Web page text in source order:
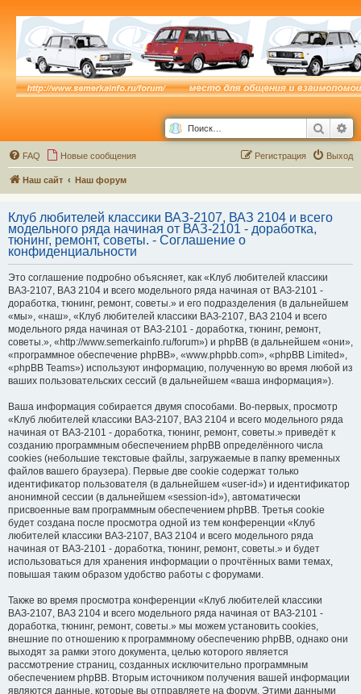
Поиск
FAQ Новые сообщения Выход
Регистрация
Наш сайт Наш форум
Клуб любителей классики ВАЗ-2107, ВАЗ 2104 и всего
модельного ряда начиная от ВАЗ-2101 - доработка,
тюнинг, ремонт, советы. - Соглашение о
конфиденциальности
Это соглашение подробно объясняет, как «Клуб любителей классики
ВАЗ-2107, ВАЗ 2104 и всего модельного ряда начиная от ВАЗ-2101 -
доработка, тюнинг, ремонт, советы.» и его подразделения (в дальнейшем
«мы», «наш», «Клуб любителей классики ВАЗ-2107, ВАЗ 2104 и всего
модельного ряда начиная от ВАЗ-2101 - доработка, тюнинг, ремонт,
советы.», «http://www.semerkainfo.ru/forum») и phpBB (в дальнейшем «они»,
«программное обеспечение phpBB», «www.phpbb.com», «phpBB Limited»,
«phpBB Teams») используют информацию, полученную во время любой из
ваших пользовательских сессий (в дальнейшем «ваша информация»).
Ваша информация собирается двумя способами. Во-первых, просмотр
«Клуб любителей классики ВАЗ-2107, ВАЗ 2104 и всего модельного ряда
начиная от ВАЗ-2101 - доработка, тюнинг, ремонт, советы.» приведёт к
созданию программным обеспечением phpBB определённого числа
cookies (небольшие текстовые файлы, загружаемые в папку временных
файлов вашего браузера). Первые две cookie содержат только
идентификатор пользователя (в дальнейшем «user-id») и идентификатор
анонимной сессии (в дальнейшем «session-id»), автоматически
присвоенные вам программным обеспечением phpBB. Третья cookie
будет создана после просмотра одной из тем конференции «Клуб
любителей классики ВАЗ-2107, ВАЗ 2104 и всего модельного ряда
начиная от ВАЗ-2101 - доработка, тюнинг, ремонт, советы.» и будет
использоваться для хранения информации о прочтённых вами темах,
повышая таким образом удобство работы с форумами.
Также во время просмотра конференции «Клуб любителей классики
ВАЗ-2107, ВАЗ 2104 и всего модельного ряда начиная от ВАЗ-2101 -
доработка, тюнинг, ремонт, советы.» мы можем установить cookies,
внешние по отношению к программному обеспечению phpBB, однако они
выходят за рамки этого документа, целью которого является
рассмотрение страниц, созданных исключительно программным
обеспечением phpBB. Вторым источником получения вашей информации
являются данные, которые вы отправляете на форум. Этими данными